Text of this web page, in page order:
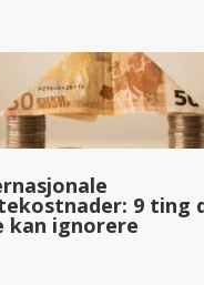
9 ting
kan ignorere